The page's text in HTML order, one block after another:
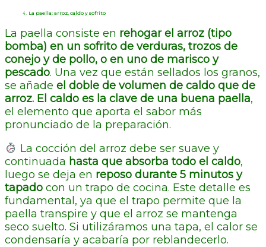
La paella: arroz, caldo y sofrito
La paella consiste en rehogar el arroz (tipo
bomba) en un sofrito de verduras, trozos de
conejo y de pollo, o en uno de marisco y
pescado. Una vez que están sellados los granos,
se añade el doble de volumen de caldo que de
arroz. El caldo es la clave de una buena paella,
el elemento que aporta el sabor más
pronunciado de la preparación.
La cocción del arroz debe ser suave y
continuada hasta que absorba todo el caldo,
luego se deja en reposo durante 5 minutos y
tapado con un trapo de cocina. Este detalle es
fundamental, ya que el trapo permite que la
paella transpire y que el arroz se mantenga
seco suelto. Si utilizáramos una tapa, el calor se
condensaría y acabaría por reblandecerlo.